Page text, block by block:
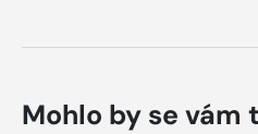
Mohlo by se vám